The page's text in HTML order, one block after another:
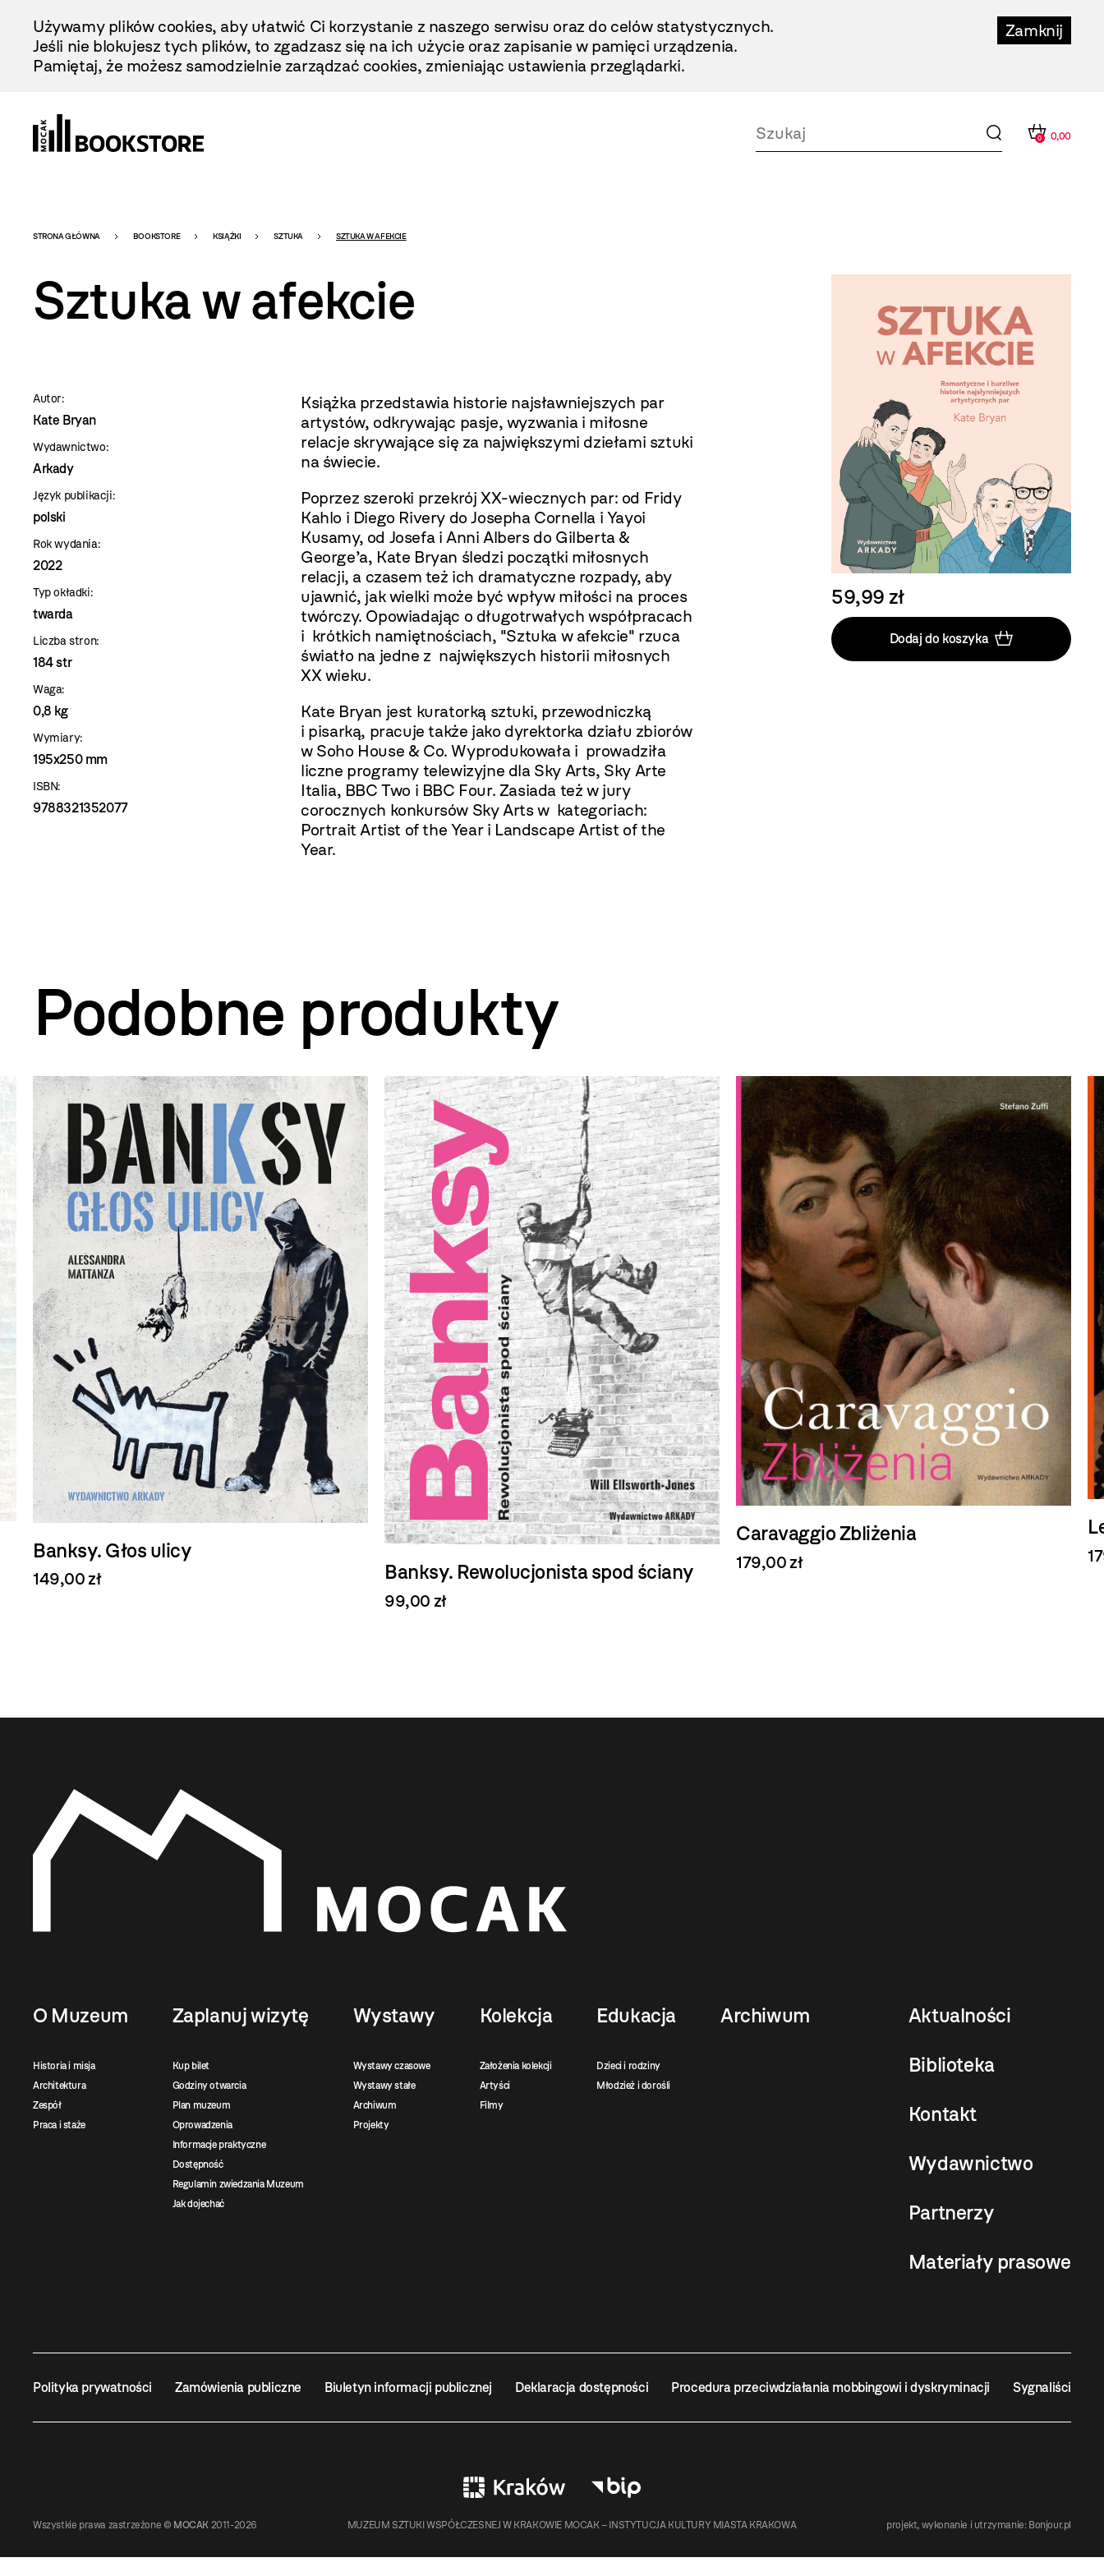
Treści
Zamknij
Używamy plików cookies, aby ułatwić Ci korzystanie z naszego serwisu oraz do celów statystycznych.
Jeśli nie blokujesz tych plików, to zgadzasz się na ich użycie oraz zapisanie w pamięci urządzenia.
Pamiętaj, że możesz samodzielnie zarządzać cookies, zmieniając ustawienia przeglądarki.
0 0,00
Bookstore
-
szablon
szczegóły
STRONA GŁÓWNA BOOKSTORE KSIĄŻKI SZTUKA SZTUKA W AFEKCIE
Sztuka w afekcie
Autor:
Kate Bryan
Wydawnictwo:
Arkady
Język publikacji:
polski
Rok wydania:
2022
Typ okładki:
twarda
Liczba stron:
184 str
Waga:
0,8 kg
Wymiary:
195x250 mm
ISBN:
9788321352077
Książka przedstawia historie najsławniejszych par
artystów, odkrywając pasje, wyzwania i miłosne
relacje skrywające się za największymi dziełami sztuki
na świecie.
Poprzez szeroki przekrój XX-wiecznych par: od Fridy
Kahlo i Diego Rivery do Josepha Cornella i Yayoi
Kusamy, od Josefa i Anni Albers do Gilberta &
George’a, Kate Bryan śledzi początki miłosnych
relacji, a czasem też ich dramatyczne rozpady, aby
ujawnić, jak wielki może być wpływ miłości na proces
twórczy. Opowiadając o długotrwałych współpracach
i krótkich namiętnościach, "Sztuka w afekcie" rzuca
światło na jedne z największych historii miłosnych
XX wieku.
Kate Bryan jest kuratorką sztuki, przewodniczką
i pisarką, pracuje także jako dyrektorka działu zbiorów
w Soho House & Co. Wyprodukowała i prowadziła
liczne programy telewizyjne dla Sky Arts, Sky Arte
Italia, BBC Two i BBC Four. Zasiada też w jury
corocznych konkursów Sky Arts w kategoriach:
Portrait Artist of the Year i Landscape Artist of the
Year.
59,99 zł
Dodaj do koszyka
Podobne produkty
Banksy. Głos ulicy
149,00 zł Banksy. Rewolucjonista spod ściany
99,00 zł
Caravaggio Zbliżenia
179,00 zł
O Muzeum
Historia i misja
Architektura
Zespół
Praca i staże
Zaplanuj wizytę
Kup bilet
Godziny otwarcia
Plan muzeum
Oprowadzenia
Informacje praktyczne
Dostępność
Regulamin zwiedzania Muzeum
Jak dojechać
Wystawy
Wystawy czasowe
Wystawy stałe
Archiwum
Projekty
Kolekcja
Założenia kolekcji
Artyści
Filmy
Edukacja
Dzieci i rodziny
Młodzież i dorośli
Archiwum Aktualności
Biblioteka
Kontakt
Wydawnictwo
Partnerzy
Materiały prasowe
Polityka prywatności Zamówienia publiczne Biuletyn informacji publicznej Deklaracja dostępności Procedura przeciwdziałania mobbingowi i dyskryminacji Sygnaliści
Wszystkie prawa zastrzeżone © MOCAK 2011-2026 MUZEUM SZTUKI WSPÓŁCZESNEJ W KRAKOWIE MOCAK – INSTYTUCJA KULTURY MIASTA KRAKOWA projekt, wykonanie i utrzymanie: Bonjour.pl